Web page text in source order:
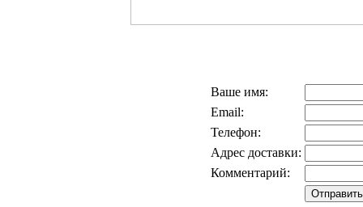
Ваше имя:
Email:
Телефон:
Адрес доставки:
Комментарий: